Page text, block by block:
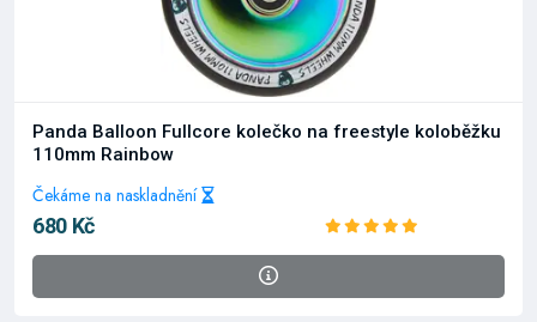
Panda Balloon Fullcore kolečko na freestyle koloběžku
110mm Rainbow
Čekáme na naskladnění
680 Kč